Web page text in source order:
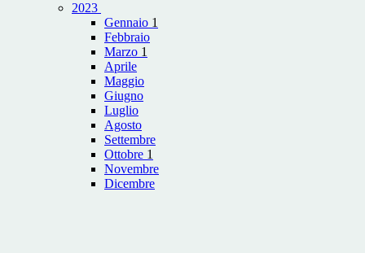
2023
Gennaio 1
Febbraio
Marzo 1
Aprile
Maggio
Giugno
Luglio
Agosto
Settembre
Ottobre 1
Novembre
Dicembre